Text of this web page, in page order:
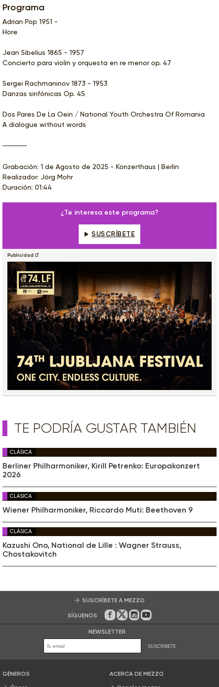
Programa
Adrian Pop 1951 -
Hore
Jean Sibelius 1865 - 1957
Concierto para violín y orquesta en re menor op. 47
Sergei Rachmaninov 1873 - 1953
Danzas sinfónicas Op. 45
Dos Pares De La Oein / National Youth Orchestra Of Romania
A dialogue without words
Grabación: 1 de Agosto de 2025 - Konzerthaus | Berlin
Realizador: Jörg Mohr
Duración: 01:44
¿Te interesa este programa?
SUSCRÍBETE
Publicidad
TE PODRÍA GUSTAR TAMBIÉN
CLÁSICA
Berliner Philharmoniker, Kirill Petrenko: Europakonzert
2026
CLÁSICA
Wiener Philharmoniker, Riccardo Muti: Beethoven 9
CLÁSICA
Kazushi Ono, National de Lille : Wagner Strauss,
Chostakovitch
SUSCRÍBETE A MEZZO
SÍGUENOS En Facebook
En Twitter
En Instagram
En Youtube
NEWSLETTER
SUSCRÍBETE
GÉNEROS
ACERCA DE MEZZO